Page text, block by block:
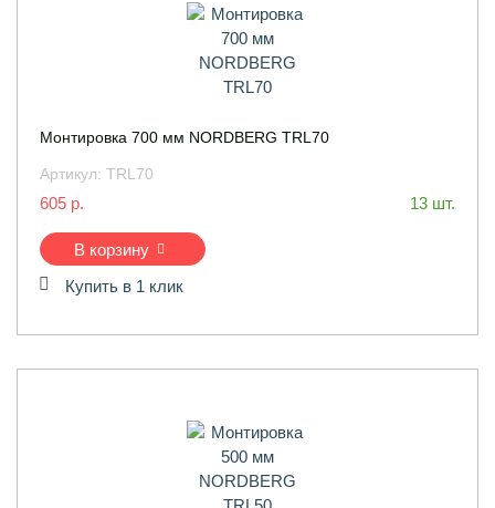
Монтировка 700 мм NORDBERG TRL70
Артикул: TRL70
605 р. 13 шт.
В корзину
Купить в 1 клик